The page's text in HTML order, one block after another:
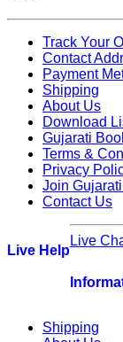
Track Your
Contact
Payment
Shipping
About Us
Download
Gujarati
Terms &
Privacy
Join
Contact Us
Live Help
Live
Shipping